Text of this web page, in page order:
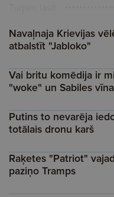
Navaļnaja Krievijas
atbalstīt "Jabloko"
Vai britu komēdija ir
"woke" un Sabiles
Putins to nevarēja
totālais dronu karš
Raķetes "Patriot"
paziņo Tramps